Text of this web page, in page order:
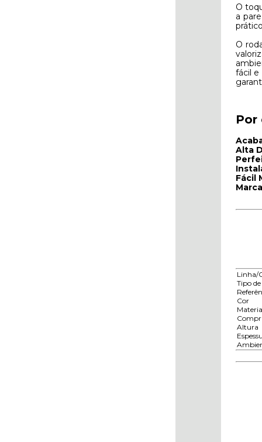
O
a
O
fácil e
Por
Alta
Fácil
Linha/
Tipo
Cor
Altura